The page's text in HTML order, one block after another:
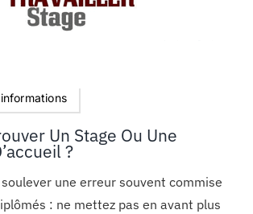
Un Stage Ou Une
?
une erreur souvent commise
: ne mettez pas en avant plus